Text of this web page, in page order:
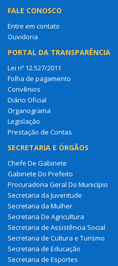
FALE CONOSCO
Entre em contato
Ouvidoria
PORTAL DA TRANSPARÊNCIA
Lei nº 12.527/2011
Folha de pagamento
Convênios
Diário Oficial
Organograma
Legislação
Prestação de Contas
SECRETARIA E ÓRGÃOS
Chefe De Gabinete
Gabinete Do Prefeito
Procuradoria Geral Do Município
Secretaria da Juventude
Secretaria da Mulher
Secretaria De Agricultura
Secretaria de Assistência Social
Secretaria de Cultura e Turismo
Secretaria de Educação
Secretaria de Esportes